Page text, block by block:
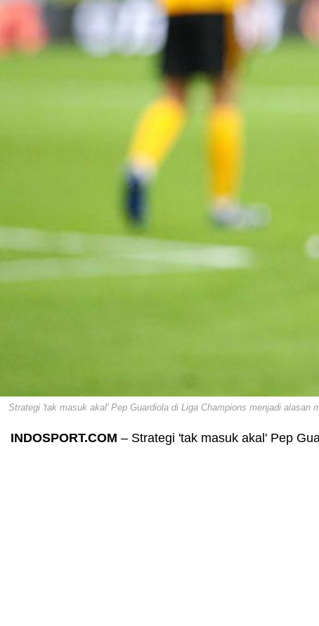
Strategi 'tak masuk akal' Pep Guardiola di Liga Champions menjadi alasan
INDOSPORT.COM – Strategi 'tak masuk akal' Pep